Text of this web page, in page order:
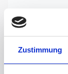
Zustimmung